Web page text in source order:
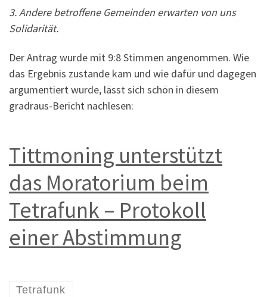
3. Andere betroffene Gemeinden erwarten von uns
Solidarität.
Der Antrag wurde mit 9:8 Stimmen angenommen. Wie
das Ergebnis zustande kam und wie dafür und dagegen
argumentiert wurde, lässt sich schön in diesem
gradraus-Bericht nachlesen:
Tittmoning unterstützt
das Moratorium beim
Tetrafunk – Protokoll
einer Abstimmung
Tetrafunk